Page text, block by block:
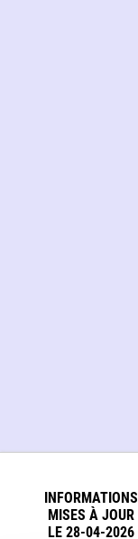
INFORMATIONS
MISES À JOUR
LE 28-04-2026